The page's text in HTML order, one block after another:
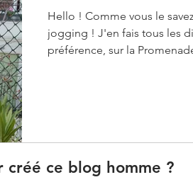
Hello ! Comme vous le
jogging ! J'en fais tous les
préférence, sur la
créé ce blog homme ?